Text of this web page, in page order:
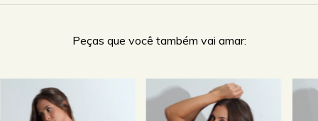
Peças que você também vai amar: